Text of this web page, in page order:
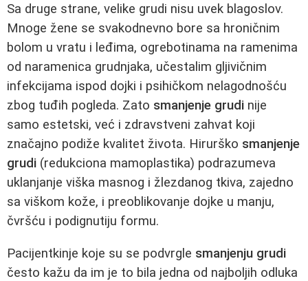
Sa druge strane, velike grudi nisu uvek blagoslov.
Mnoge žene se svakodnevno bore sa hroničnim
bolom u vratu i leđima, ogrebotinama na ramenima
od naramenica grudnjaka, učestalim gljivičnim
infekcijama ispod dojki i psihičkom nelagodnošću
zbog tuđih pogleda. Zato smanjenje grudi nije
samo estetski, već i zdravstveni zahvat koji
značajno podiže kvalitet života. Hirurško smanjenje
grudi (redukciona mamoplastika) podrazumeva
uklanjanje viška masnog i žlezdanog tkiva, zajedno
sa viškom kože, i preoblikovanje dojke u manju,
čvršću i podignutiju formu.
Pacijentkinje koje su se podvrgle smanjenju grudi
često kažu da im je to bila jedna od najboljih odluka